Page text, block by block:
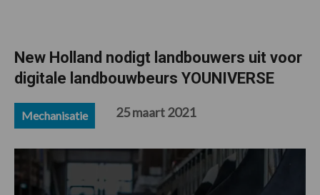
New Holland nodigt landbouwers uit voor
digitale landbouwbeurs YOUNIVERSE
Mechanisatie 25 maart 2021